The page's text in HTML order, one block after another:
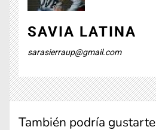
SAVIA LATINA
sarasierraup@gmail.com
También podría gustarte